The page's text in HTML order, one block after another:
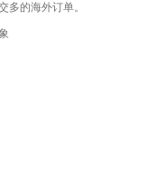
多的海外订单。